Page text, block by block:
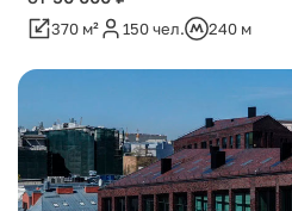
370 м² 150 чел. 240 м